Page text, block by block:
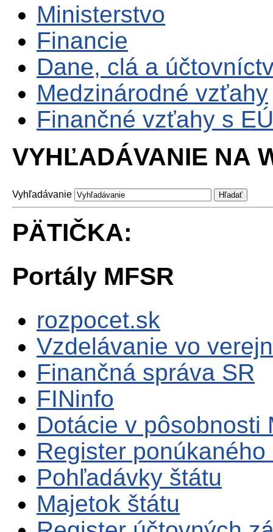
Ministerstvo
Financie
Dane, clá a
Medzinárodné vzťahy
Finančné vzťahy s EÚ
VYHĽADÁVANIE NA
Vyhľadávanie
PÄTIČKA:
Portály MFSR
rozpocet.sk
Vzdelávanie vo
Finančná správa SR
FINinfo
Dotácie v pôsobnosti
Register
Pohľadávky štátu
Majetok štátu